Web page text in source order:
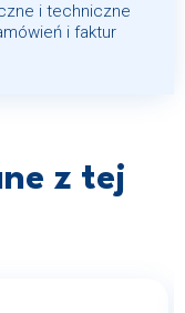
i techniczne
i faktur
z tej